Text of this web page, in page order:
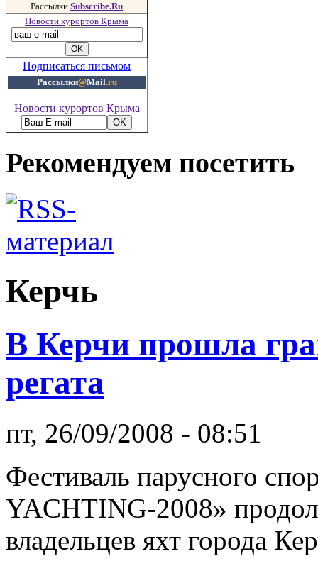
Рассылки Subscribe.Ru
Новости курортов Крыма
Подписаться письмом
Рассылки@Mail.ru
Новости курортов Крыма
Рекомендуем посетить
Керчь
В Керчи прошла
регата
пт, 26/09/2008 - 08:51
Фестиваль парусного
YACHTING-2008»
владельцев яхт города